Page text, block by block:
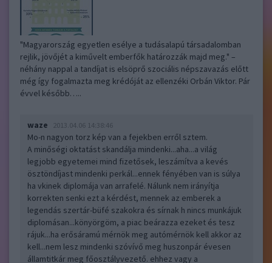
"Magyarország egyetlen esélye a tudásalapú társadalomban
rejlik, jövőjét a kiművelt emberfők határozzák majd meg." –
néhány nappal a tandíjat is elsöprő szociális népszavazás előtt
még így fogalmazta meg krédóját az ellenzéki Orbán Viktor. Pár
évvel később…..
waze 2013.04.06 14:38:46
Mo-n nagyon torz kép van a fejekben erről sztem.
A minőségi oktatást skandálja mindenki...aha...a világ
legjobb egyetemei mind fizetősek, leszámítva a kevés
ösztöndíjast mindenki perkál...ennek fényében van is súlya
ha vkinek diplomája van arrafelé. Nálunk nem irányítja
korrekten senki ezt a kérdést, mennek az emberek a
legendás szertár-büfé szakokra és sírnak h nincs munkájuk
diplomásan...könyörgöm, a piac beárazza ezeket és tesz
rájuk...ha erősáramú mérnök meg autómérnök kell akkor az
kell...nem lesz mindenki szóvívő meg huszonpár évesen
államtitkár meg főosztályvezető. ehhez vagy a